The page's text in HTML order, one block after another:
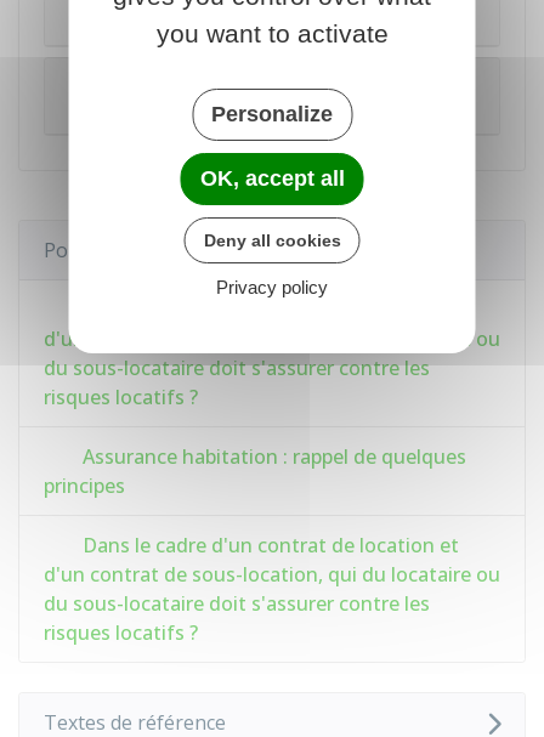
Résiliation du bail
locatifs" pour votre compte
Pour en savoir plus
d'un contrat de sous-location, qui du locataire ou
du sous-locataire doit s'assurer contre les
risques locatifs ?
Assurance habitation : rappel de quelques
principes
Dans le cadre d'un contrat de location et
d'un contrat de sous-location, qui du locataire ou
du sous-locataire doit s'assurer contre les
risques locatifs ?
Textes de référence
you want to activate
Personalize
OK, accept all
Deny all cookies
Privacy policy